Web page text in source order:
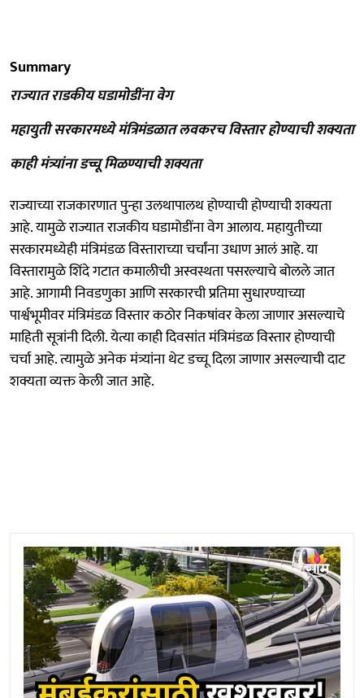
Summary
राज्यात राडकीय घडामोडींना वेग
महायुती सरकारमध्ये मंत्रिमंडळात लवकरच विस्तार होण्याची शक्यता
काही मंत्र्यांना डच्चू मिळण्याची शक्यता
राज्याच्या राजकारणात पुन्हा उलथापालथ होण्याची होण्याची शक्यता
आहे. यामुळे राज्यात राजकीय घडामोडींना वेग आलाय. महायुतीच्या
सरकारमध्येही मंत्रिमंडळ विस्ताराच्या चर्चांना उधाण आलं आहे. या
विस्तारामुळे शिंदे गटात कमालीची अस्वस्थता पसरल्याचे बोलले जात
आहे. आगामी निवडणुका आणि सरकारची प्रतिमा सुधारण्याच्या
पार्श्वभूमीवर मंत्रिमंडळ विस्तार कठोर निकषांवर केला जाणार असल्याचे
माहिती सूत्रांनी दिली. येत्या काही दिवसांत मंत्रिमंडळ विस्तार होण्याची
चर्चा आहे. त्यामुळे अनेक मंत्र्यांना थेट डच्चू दिला जाणार असल्याची दाट
शक्यता व्यक्त केली जात आहे.